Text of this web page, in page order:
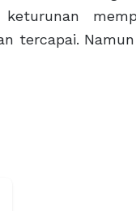
tercapai.